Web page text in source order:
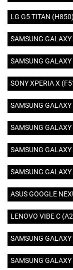
LG G5 TITAN (H850)
SAMSUNG
SAMSUNG
SONY XPERIA X
SAMSUNG
SAMSUNG
SAMSUNG
SAMSUNG
ASUS GOOGLE
LENOVO VIBE C
SAMSUNG
SAMSUNG